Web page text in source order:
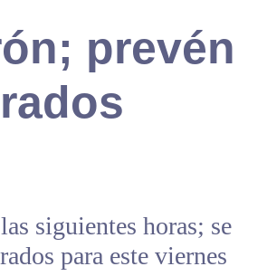
prevén
siguientes horas; se
para este viernes